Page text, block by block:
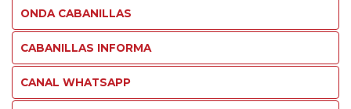
ONDA CABANILLAS
CABANILLAS INFORMA
CANAL WHATSAPP